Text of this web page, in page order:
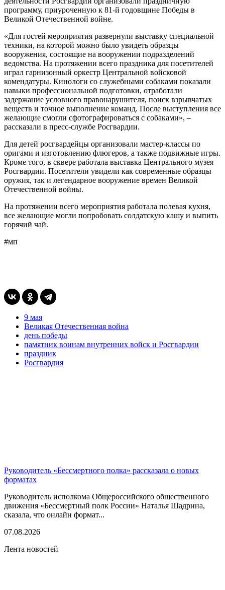
программу, приуроченную к 81-й годовщине Победы в
Великой Отечественной войне.
«Для гостей мероприятия развернули выставку специальной
техники, на которой можно было увидеть образцы
вооружения, состоящие на вооружении подразделений
ведомства. На протяжении всего праздника для посетителей
играл гарнизонный оркестр Центральной войсковой
комендатуры. Кинологи со служебными собаками показали
навыки профессиональной подготовки, отработали
задержание условного правонарушителя, поиск взрывчатых
веществ и точное выполнение команд. После выступления все
желающие смогли сфотографироваться с собаками», –
рассказали в пресс-службе Росгвардии.
Для детей росгвардейцы организовали мастер-классы по
оригами и изготовлению флюгеров, а также подвижные игры.
Кроме того, в сквере работала выставка Центрального музея
Росгвардии. Посетители увидели как современные образцы
оружия, так и легендарное вооружение времен Великой
Отечественной войны.
На протяжении всего мероприятия работала полевая кухня,
все желающие могли попробовать солдатскую кашу и выпить
горячий чай.
#мп
9 мая
Великая Отечественная война
день победы
памятник воинам внутренних войск и Росгвардии
праздник
Росгвардия
Руководитель «Бессмертного полка» рассказала о новых
форматах
Руководитель исполкома Общероссийского общественного
движения «Бессмертный полк России» Наталья Шадрина,
сказала, что онлайн формат...
07.08.2026
Лента новостей